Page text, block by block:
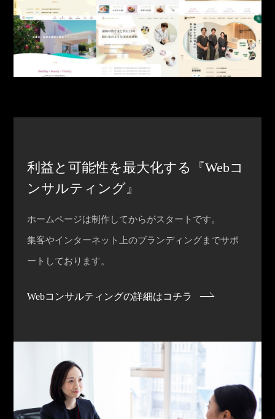
利益と可能性を最大化する『Webコ
ンサルティング』
ホームページは制作してからがスタートです。
集客やインターネット上のブランディングまでサポ
ートしております。
Webコンサルティングの詳細はコチラ